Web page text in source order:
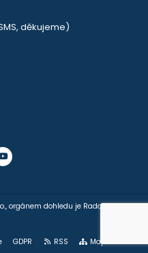
děkujeme)
orgánem dohledu je Rada pro
GDPR RSS Mapa stránek